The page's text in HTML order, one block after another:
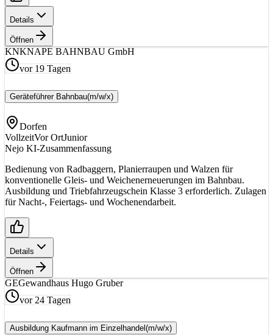
Details
Öffnen
KNKNAPE BAHNBAU GmbH
vor 19 Tagen
Geräteführer Bahnbau(m/w/x)
Dorfen
VollzeitVor OrtJunior
Nejo KI-Zusammenfassung
Bedienung von Radbaggern, Planierraupen und Walzen für
konventionelle Gleis- und Weichenerneuerungen im Bahnbau.
Ausbildung und Triebfahrzeugschein Klasse 3 erforderlich. Zulagen
für Nacht-, Feiertags- und Wochenendarbeit.
Details
Öffnen
GEGewandhaus Hugo Gruber
vor 24 Tagen
Ausbildung Kaufmann im Einzelhandel(m/w/x)